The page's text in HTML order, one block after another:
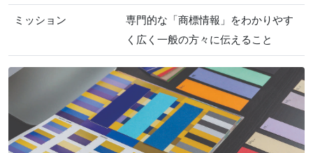
ミッション
専門的な「商標情報」をわかりやす
く広く一般の方々に伝えること